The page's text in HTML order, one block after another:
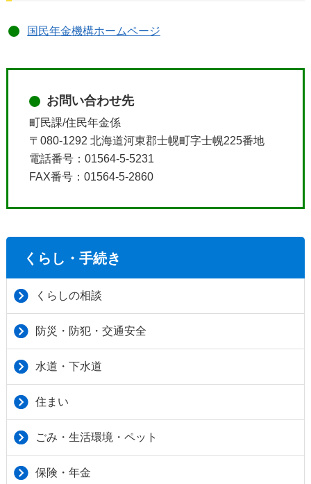
国民年金機構ホームページ
お問い合わせ先
町民課/住民年金係
〒080-1292 北海道河東郡士幌町字士幌225番地
電話番号：01564-5-5231
FAX番号：01564-5-2860
くらし・手続き
くらしの相談
防災・防犯・交通安全
水道・下水道
住まい
ごみ・生活環境・ペット
保険・年金